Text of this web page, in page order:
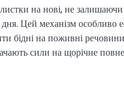
на нові, не залишаючи
Цей механізм особливо
бідні на поживні
сили на щорічне повне